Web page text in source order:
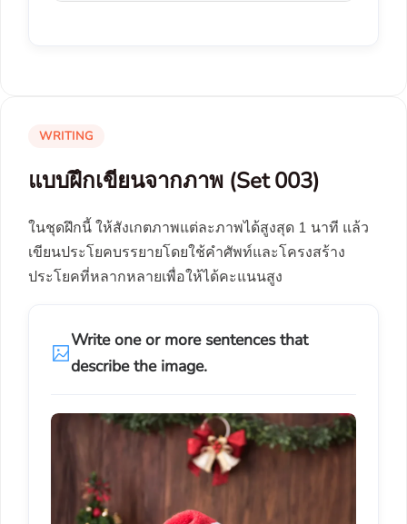
WRITING
แบบฝึกเขียนจากภาพ (Set 003)
ในชุดฝึกนี้ ให้สังเกตภาพแต่ละภาพได้สูงสุด 1 นาที แล้ว
เขียนประโยคบรรยายโดยใช้คำศัพท์และโครงสร้าง
ประโยคที่หลากหลายเพื่อให้ได้คะแนนสูง
Write one or more sentences that
describe the image.